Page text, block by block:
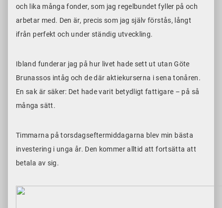
och lika många fonder, som jag regelbundet fyller på och
arbetar med. Den är, precis som jag själv förstås, långt
ifrån perfekt och under ständig utveckling.
Ibland funderar jag på hur livet hade sett ut utan Göte
Brunassos intåg och de där aktiekurserna i sena tonåren.
En sak är säker: Det hade varit betydligt fattigare – på så
många sätt.
Timmarna på torsdagseftermiddagarna blev min bästa
investering i unga år. Den kommer alltid att fortsätta att
betala av sig.